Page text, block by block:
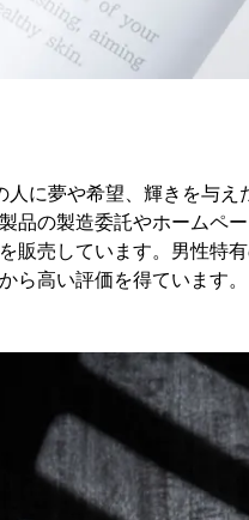
人に夢や希望、輝きを与
品の製造委託やホームペ
販売しています。男性特
ら高い評価を得ています。